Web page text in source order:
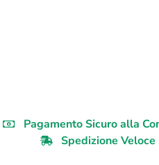
Pagamento Sicuro alla
Spedizione Veloce